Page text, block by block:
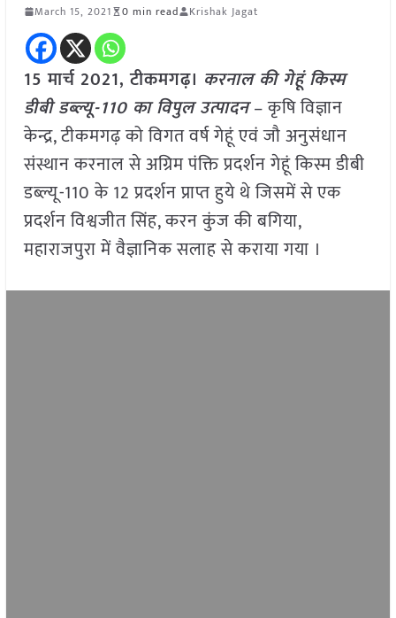
March 15, 2021 0 min read Krishak Jagat
15 मार्च 2021, टीकमगढ़। करनाल की गेहूं किस्म
डीबी डब्ल्यू-110 का विपुल उत्पादन– कृषि विज्ञान
केन्द्र, टीकमगढ़ को विगत वर्ष गेहूं एवं जौ अनुसंधान
संस्थान करनाल से अग्रिम पंक्ति प्रदर्शन गेहूं किस्म डीबी
डब्ल्यू-110 के 12 प्रदर्शन प्राप्त हुये थे जिसमें से एक
प्रदर्शन विश्वजीत सिंह, करन कुंज की बगिया,
महाराजपुरा में वैज्ञानिक सलाह से कराया गया ।